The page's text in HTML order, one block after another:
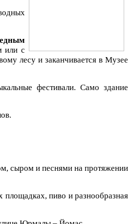
или с
лесу и заканчивается в Музее
фестивали. Само здание
сыром и песнями на протяжении
пиво и разнообразная